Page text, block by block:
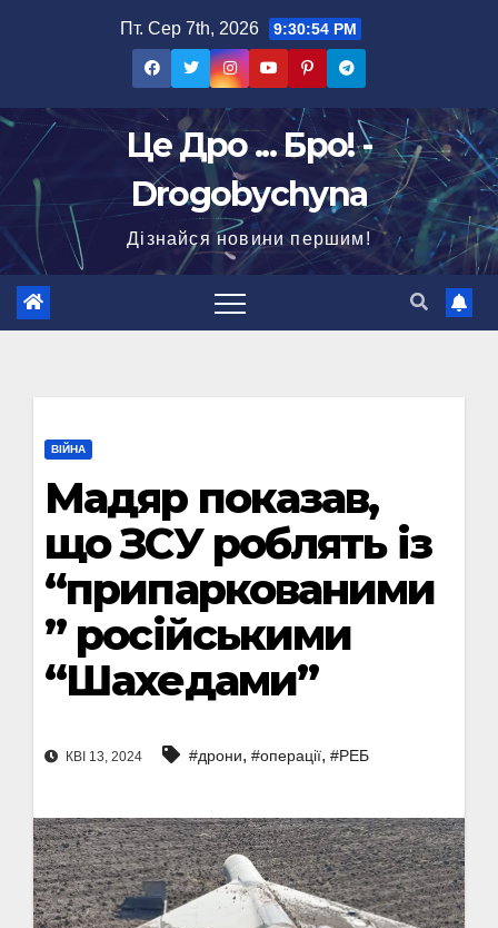
Пт. Сер 7th, 2026 9:30:55 PM
Це Дро ... Бро! -
Drogobychyna
Дізнайся новини першим!
ВІЙНА
Мадяр показав,
що ЗСУ роблять із
“припаркованими
” російськими
“Шахедами”
КВІ 13, 2024 #дрони, #операції, #РЕБ